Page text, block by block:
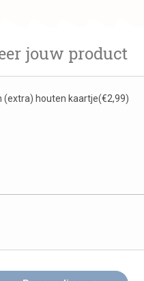
jouw product
(extra) houten kaartje(€2,99)